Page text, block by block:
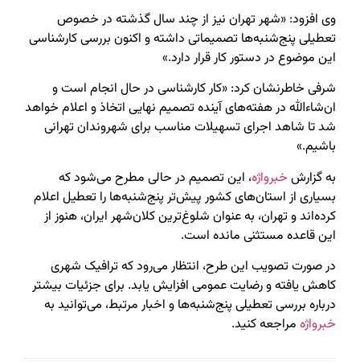
وی افزود: «شهر تهران نیز از چند سال گذشته در خصوص
تعطیلی پنج‌شنبه‌ها تصمیماتی داشته و اکنون بررسی کارشناسی
این موضوع در دستور کار قرار دارد.»
شرفی خاطرنشان کرد: «کار کارشناسی در حال انجام است و
ان‌شاءالله در هفته‌های آینده تصمیم نهایی اتخاذ و اعلام خواهد
شد تا شاهد اجرای تسهیلات مناسب برای شهروندان تهرانی
باشیم.»
به گزارش خبرواژه، این تصمیم در حالی مطرح می‌شود که
بسیاری از استان‌های کشور پیش‌تر پنج‌شنبه‌ها را تعطیل اعلام
کرده‌اند و تهران، به عنوان شلوغ‌ترین کلان‌شهر ایران، هنوز از
این قاعده مستثنی مانده است.
در صورت تصویب این طرح، انتظار می‌رود که ترافیک شهری
کاهش یافته و رضایت عمومی افزایش یابد. برای جزئیات بیشتر
درباره بررسی تعطیلی پنج‌شنبه‌ها و اخبار مرتبط، می‌توانید به
خبرواژه مراجعه کنید.